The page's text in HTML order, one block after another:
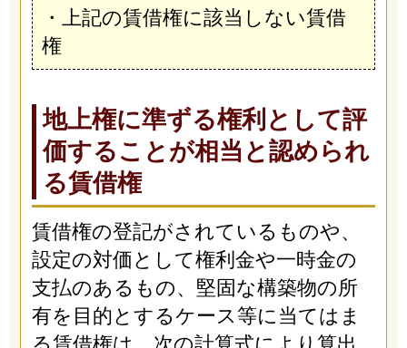
・上記の賃借権に該当しない賃借
権
地上権に準ずる権利として評
価することが相当と認められ
る賃借権
賃借権の登記がされているものや、
設定の対価として権利金や一時金の
支払のあるもの、堅固な構築物の所
有を目的とするケース等に当てはま